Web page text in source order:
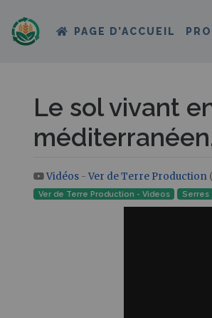
PAGE D’ACCUEIL
Le sol vivant
Aller à :navigation,
Vidéos - Ver de Terre Production
Ver de Terre Production - Videos Serres